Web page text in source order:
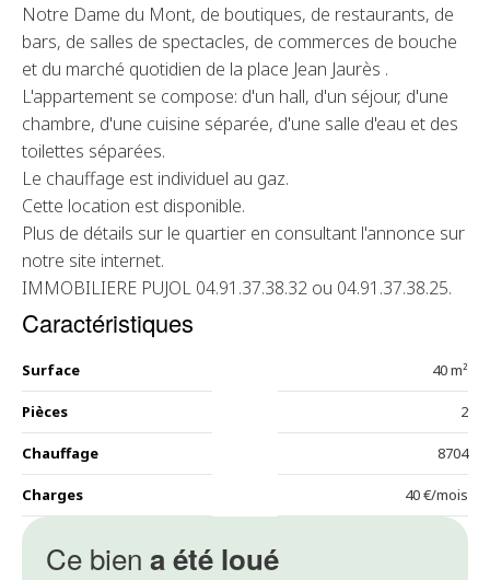
Ce bien a été loué
Notre Dame du Mont, de boutiques, de restaurants, de
bars, de salles de spectacles, de commerces de bouche
et du marché quotidien de la place Jean Jaurès .
L'appartement se compose: d'un hall, d'un séjour, d'une
chambre, d'une cuisine séparée, d'une salle d'eau et des
toilettes séparées.
Le chauffage est individuel au gaz.
Cette location est disponible.
Plus de détails sur le quartier en consultant l'annonce sur
notre site internet.
IMMOBILIERE PUJOL 04.91.37.38.32 ou 04.91.37.38.25.
Caractéristiques
Surface 40 m²
Pièces 2
Chauffage 8704
Charges 40 €/mois